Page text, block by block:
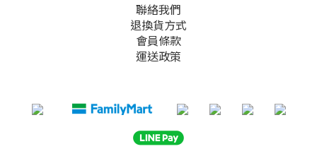
聯絡我們
退換貨方式
會員條款
運送政策